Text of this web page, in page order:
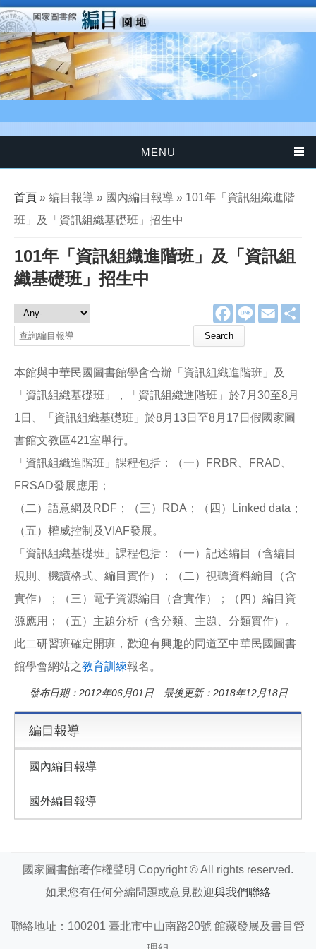
移至主內容
MENU
您在這裡
首頁 » 編目報導 » 國內編目報導 » 101年「資訊組織進階
班」及「資訊組織基礎班」招生中
101年「資訊組織進階班」及「資訊組
織基礎班」招生中
F
a
e
o
o
k
L
E
m
編目報導
本館與中華民國圖書館學會合辦「資訊組織進階班」及
「資訊組織基礎班」，「資訊組織進階班」於7月30至8月
1日、「資訊組織基礎班」於8月13日至8月17日假國家圖
書館文教區421室舉行。
「資訊組織進階班」課程包括：（一）FRBR、FRAD、
FRSAD發展應用；
（二）語意網及RDF；（三）RDA；（四）Linked data；
（五）權威控制及VIAF發展。
「資訊組織基礎班」課程包括：（一）記述編目（含編目
規則、機讀格式、編目實作）；（二）視聽資料編目（含
實作）；（三）電子資源編目（含實作）；（四）編目資
源應用；（五）主題分析（含分類、主題、分類實作）。
此二研習班確定開班，歡迎有興趣的同道至中華民國圖書
館學會網站之教育訓練報名。
發布日期：2012年06月01日 最後更新：2018年12月18日
編目報導
國內編目報導
國外編目報導
國家圖書館著作權聲明 Copyright © All rights reserved.
如果您有任何分編問題或意見歡迎與我們聯絡
聯絡地址：100201 臺北市中山南路20號 館藏發展及書目管